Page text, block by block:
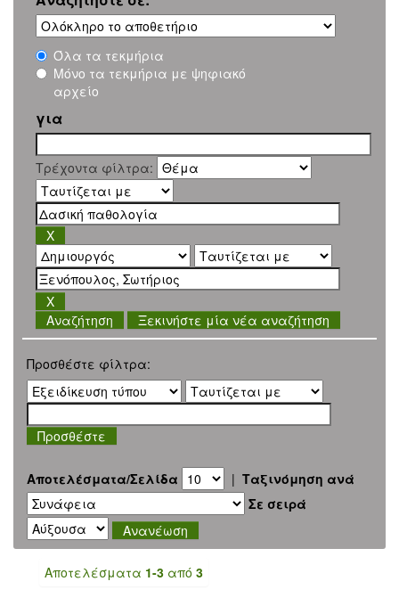
Όλα τα τεκμήρια
Μόνο τα τεκμήρια με ψηφιακό
αρχείο
για
Τρέχοντα φίλτρα:
Ξεκινήστε μία νέα αναζήτηση
Προσθέστε φίλτρα:
Αποτελέσματα/Σελίδα | Ταξινόμηση ανά
Σε σειρά
Αποτελέσματα 1-3 από 3